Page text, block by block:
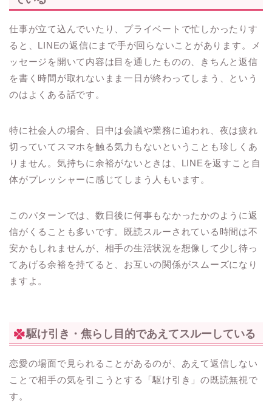
仕事が立て込んでいたり、プライベートで忙しかったりす
ると、LINEの返信にまで手が回らないことがあります。メ
ッセージを開いて内容は目を通したものの、きちんと返信
を書く時間が取れないまま一日が終わってしまう、という
のはよくある話です。
特に社会人の場合、日中は会議や業務に追われ、夜は疲れ
切っていてスマホを触る気力もないということも珍しくあ
りません。気持ちに余裕がないときは、LINEを返すこと自
体がプレッシャーに感じてしまう人もいます。
このパターンでは、数日後に何事もなかったかのように返
信がくることも多いです。既読スルーされている時間は不
安かもしれませんが、相手の生活状況を想像して少し待っ
てあげる余裕を持てると、お互いの関係がスムーズになり
ますよ。
駆け引き・焦らし目的であえてスルーしている
恋愛の場面で見られることがあるのが、あえて返信しない
ことで相手の気を引こうとする「駆け引き」の既読無視で
す。